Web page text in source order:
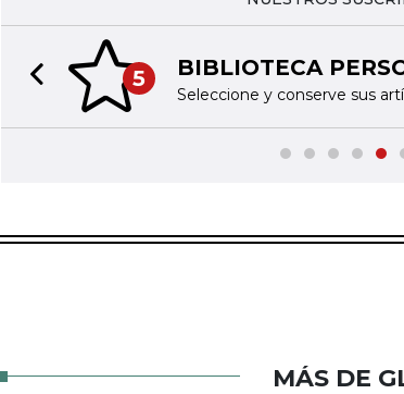
5 BIBLIOTECA
Seleccione y conserve sus
Previous slide
MÁS DE